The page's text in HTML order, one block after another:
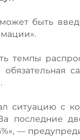
быть
темпы
ситуацию с
последние
—